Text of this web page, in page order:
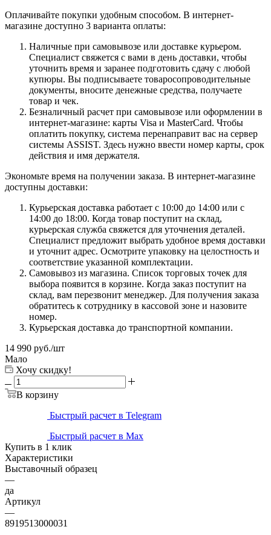
Оплачивайте покупки удобным способом. В интернет-
магазине доступно 3 варианта оплаты:
Наличные при самовывозе или доставке курьером.
Специалист свяжется с вами в день доставки, чтобы
уточнить время и заранее подготовить сдачу с любой
купюры. Вы подписываете товаросопроводительные
документы, вносите денежные средства, получаете
товар и чек.
Безналичный расчет при самовывозе или оформлении в
интернет-магазине: карты Visa и MasterCard. Чтобы
оплатить покупку, система перенаправит вас на сервер
системы ASSIST. Здесь нужно ввести номер карты, срок
действия и имя держателя.
Экономьте время на получении заказа. В интернет-магазине
доступны доставки:
Курьерская доставка работает с 10:00 до 14:00 или с
14:00 до 18:00. Когда товар поступит на склад,
курьерская служба свяжется для уточнения деталей.
Специалист предложит выбрать удобное время доставки
и уточнит адрес. Осмотрите упаковку на целостность и
соответствие указанной комплектации.
Самовывоз из магазина. Список торговых точек для
выбора появится в корзине. Когда заказ поступит на
склад, вам перезвонит менеджер. Для получения заказа
обратитесь к сотруднику в кассовой зоне и назовите
номер.
Курьерская доставка до транспортной компании.
14 990 руб./шт
Мало
Хочу скидку!
В корзину
Быстрый расчет в Telegram
Быстрый расчет в Max
Купить в 1 клик
Характеристики
Выставочный образец
—
да
Артикул
—
8919513000031